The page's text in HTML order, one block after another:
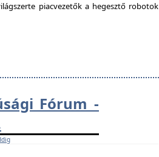
piacvezetők a hegesztő robotok
Fórum -